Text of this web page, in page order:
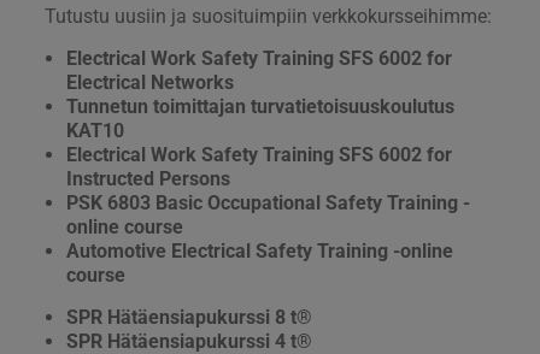
Tutustu uusiin ja suosituimpiin verkkokursseihimme:
Electrical Work Safety Training SFS 6002 for
Electrical Networks
Tunnetun toimittajan turvatietoisuuskoulutus
KAT10
Electrical Work Safety Training SFS 6002 for
Instructed Persons
PSK 6803 Basic Occupational Safety Training -
online course
Automotive Electrical Safety Training -online
course
SPR Hätäensiapukurssi 8 t®
SPR Hätäensiapukurssi 4 t®